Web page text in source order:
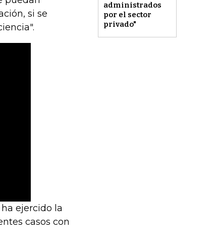
administrados
por el sector
privado"
si se
ejercido la
casos con